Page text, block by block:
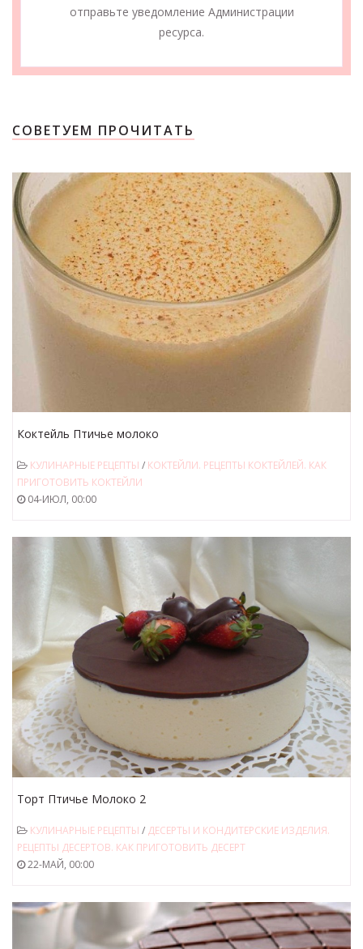
отправьте уведомление Администрации
ресурса.
СОВЕТУЕМ ПРОЧИТАТЬ
Коктейль Птичье молоко
КУЛИНАРНЫЕ РЕЦЕПТЫ / КОКТЕЙЛИ. РЕЦЕПТЫ КОКТЕЙЛЕЙ. КАК
ПРИГОТОВИТЬ КОКТЕЙЛИ
04-ИЮЛ, 00:00
Торт Птичье Молоко 2
КУЛИНАРНЫЕ РЕЦЕПТЫ / ДЕСЕРТЫ И КОНДИТЕРСКИЕ ИЗДЕЛИЯ.
РЕЦЕПТЫ ДЕСЕРТОВ. КАК ПРИГОТОВИТЬ ДЕСЕРТ
22-МАЙ, 00:00